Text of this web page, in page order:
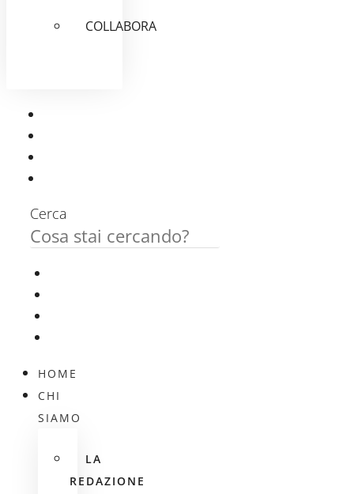
COLLABORA
Cerca
HOME
CHI
SIAMO
LA
REDAZIONE